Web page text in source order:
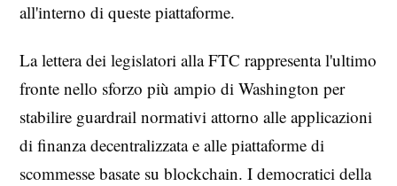
all'interno di queste piattaforme.
La lettera dei legislatori alla FTC rappresenta l'ultimo
fronte nello sforzo più ampio di Washington per
stabilire guardrail normativi attorno alle applicazioni
di finanza decentralizzata e alle piattaforme di
scommesse basate su blockchain. I democratici della